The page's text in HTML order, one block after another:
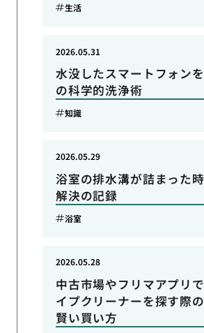
生活
水没したスマートフォン
の科学的洗浄術
2026.05.31
知識
浴室の排水溝が詰まった
解決の記録
2026.05.29
浴室
中古市場やフリマアプリ
イプクリーナーを探す際
賢い買い方
2026.05.28